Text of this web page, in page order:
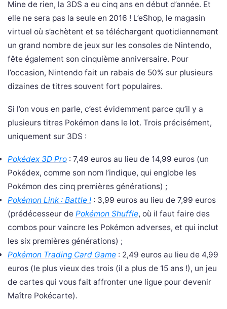
Mine de rien, la 3DS a eu cinq ans en début d’année. Et
elle ne sera pas la seule en 2016 ! L’eShop, le magasin
virtuel où s’achètent et se téléchargent quotidiennement
un grand nombre de jeux sur les consoles de Nintendo,
fête également son cinquième anniversaire. Pour
l’occasion, Nintendo fait un rabais de 50% sur plusieurs
dizaines de titres souvent fort populaires.
Si l’on vous en parle, c’est évidemment parce qu’il y a
plusieurs titres Pokémon dans le lot. Trois précisément,
uniquement sur 3DS :
Pokédex 3D Pro : 7,49 euros au lieu de 14,99 euros (un
Pokédex, comme son nom l’indique, qui englobe les
Pokémon des cinq premières générations) ;
Pokémon Link : Battle ! : 3,99 euros au lieu de 7,99 euros
(prédécesseur de Pokémon Shuffle, où il faut faire des
combos pour vaincre les Pokémon adverses, et qui inclut
les six premières générations) ;
Pokémon Trading Card Game : 2,49 euros au lieu de 4,99
euros (le plus vieux des trois (il a plus de 15 ans !), un jeu
de cartes qui vous fait affronter une ligue pour devenir
Maître Pokécarte).